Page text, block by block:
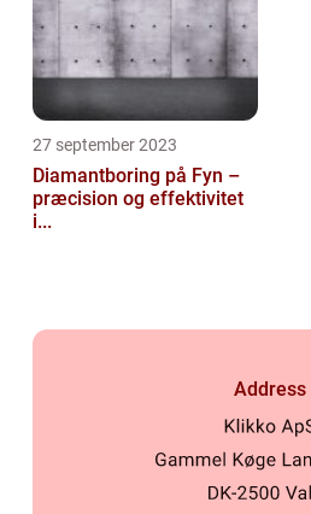
27 september 2023
Diamantboring på Fyn –
præcision og effektivitet
i...
Address